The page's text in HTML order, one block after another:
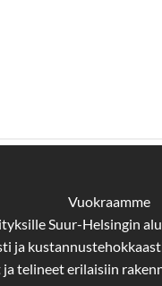
Vuokraamme
Suur-Helsingin
ja
telineet erilaisiin